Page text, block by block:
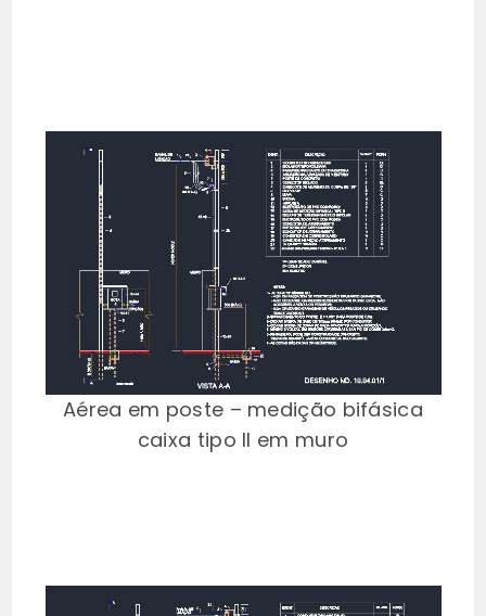
Aérea em poste – medição bifásica
caixa tipo II em muro